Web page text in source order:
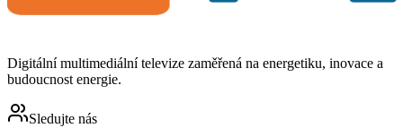
Digitální multimediální televize zaměřená na energetiku, inovace a
budoucnost energie.
Sledujte nás